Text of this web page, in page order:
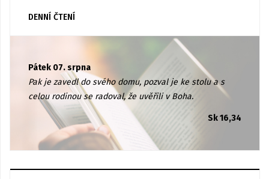
DENNÍ ČTENÍ
Pátek 07. srpna
Pak je zavedl do svého domu, pozval je ke stolu a s
celou rodinou se radoval, že uvěřili v Boha.
Sk 16,34